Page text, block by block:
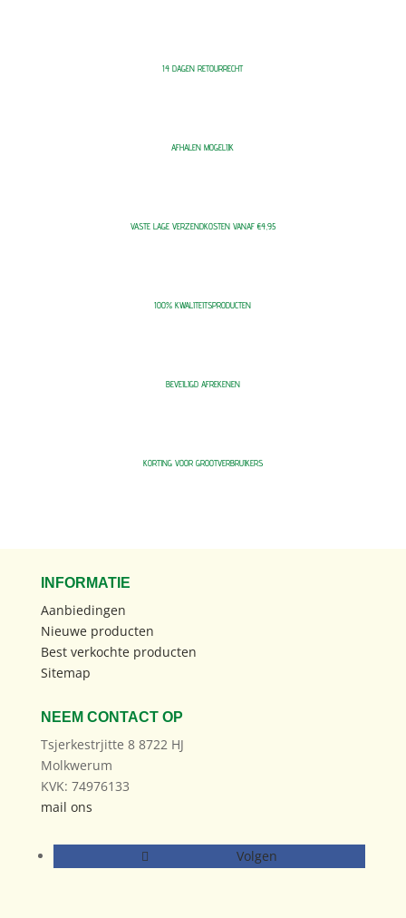
14 DAGEN RETOURRECHT
AFHALEN MOGELIJK
VASTE LAGE VERZENDKOSTEN VANAF €4,95
100% KWALITEITSPRODUCTEN
BEVEILIGD AFREKENEN
KORTING VOOR GROOTVERBRUIKERS
INFORMATIE
Aanbiedingen
Nieuwe producten
Best verkochte producten
Sitemap
NEEM CONTACT OP
Tsjerkestrjitte 8 8722 HJ
Molkwerum
KVK: 74976133
mail ons
Volgen